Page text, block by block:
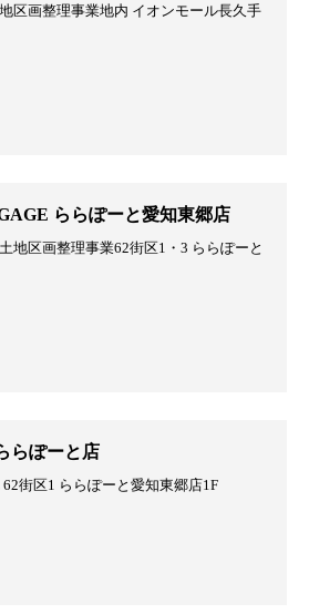
区画整理事業地内 イオンモール長久手
ららぽーと愛知東郷店
地区画整理事業62街区1・3 ららぽーと
らぽーと店
街区1 ららぽーと愛知東郷店1F